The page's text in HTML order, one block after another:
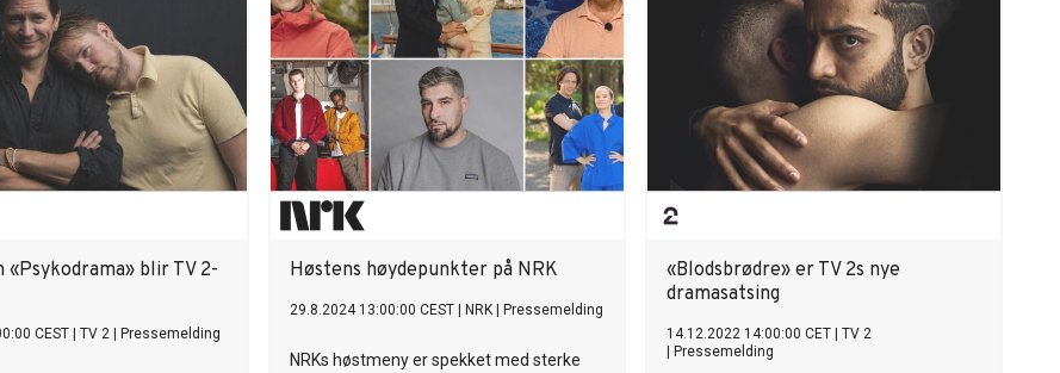
Alexandra Joner. Og vi fikk svaret på hva
som blir årets store adventskalender-
«Psykodrama» blir TV 2-
CEST TV 2 Pressemelding
Høstens høydepunkter på NRK
29.8.2024 13:00:00 CEST NRK Pressemelding
NRKs høstmeny er spekket med sterke
«Blodsbrødre» er TV 2s nye
dramasatsing
14.12.2022 14:00:00 CET
TV 2
Pressemelding